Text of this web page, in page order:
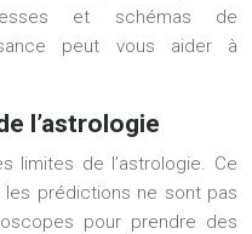
et schémas de
peut vous aider à
l’astrologie
limites de l’astrologie. Ce
les prédictions ne sont pas
pour prendre des